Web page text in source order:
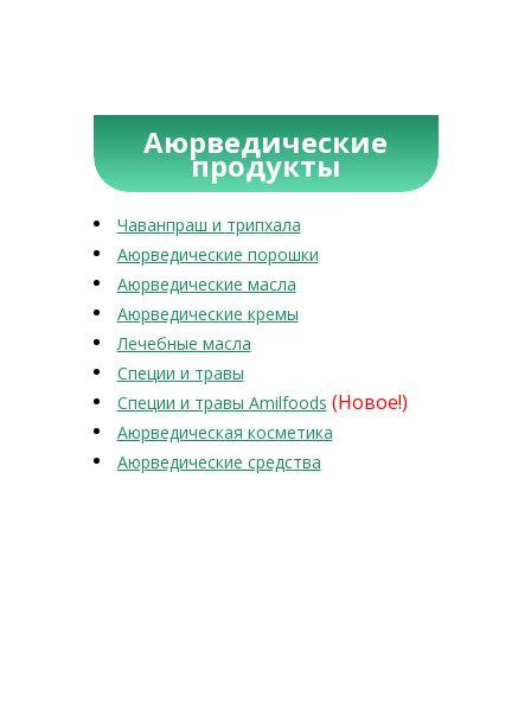
Аюрведические
продукты
Чаванпраш и трипхала
Аюрведические порошки
Аюрведические масла
Аюрведические кремы
Лечебные масла
Специи и травы
Специи и травы Amilfoods (Новое!)
Аюрведическая косметика
Аюрведические средства